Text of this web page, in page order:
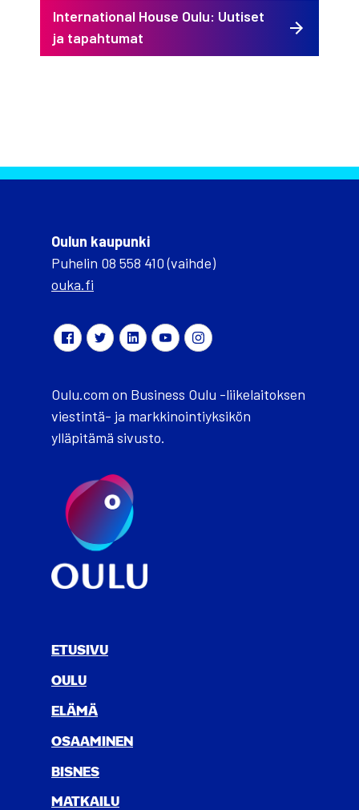
International House Oulu: Uutiset
ja tapahtumat
Oulun kaupunki
Puhelin 08 558 410 (vaihde)
ouka.fi
Oulu.com on Business Oulu -liikelaitoksen
viestintä- ja markkinointiyksikön
ylläpitämä sivusto.
ETUSIVU
OULU
ELÄ­MÄ
OSAA­MI­NEN
BIS­NES
MAT­KAI­LU